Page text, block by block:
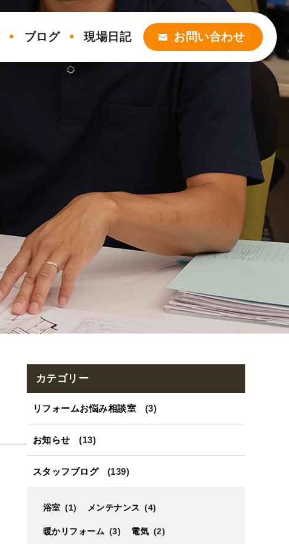
ブログ 現場日記 お問い合わせ
カテゴリー
リフォームお悩み相談室 (3)
お知らせ (13)
スタッフブログ (139)
浴室 (1) メンテナンス (4)
暖かリフォーム (3) 電気 (2)